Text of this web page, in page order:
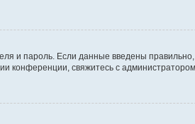
и пароль. Если данные введены
конференции, свяжитесь с